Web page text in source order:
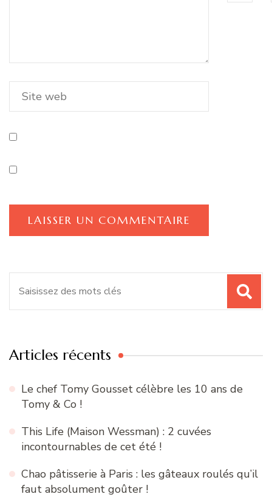
Articles récents
Le chef Tomy Gousset célèbre les 10 ans de
Tomy & Co !
This Life (Maison Wessman) : 2 cuvées
incontournables de cet été !
Chao pâtisserie à Paris : les gâteaux roulés qu’il
faut absolument goûter !